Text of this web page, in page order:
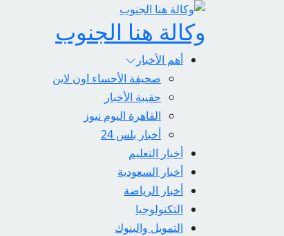
وكالة هنا الجنوب
أهم الأخبار
صحيفة الأحساء اون لاين
حقيبة الأخبار
القاهرة اليوم نيوز
أخبار بلس 24
أخبار التعليم
أخبار السعودية
أخبار الرياضة
التكنولوجيا
التمويل والبنوك